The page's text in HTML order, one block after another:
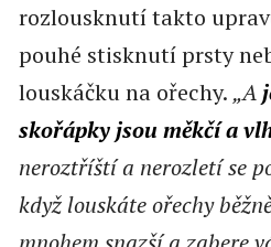
rozlousknutí takto
pouhé stisknutí prsty
louskáčku na ořechy. „A
skořápky jsou měkčí a
neroztříští a nerozletí se
když louskáte ořechy